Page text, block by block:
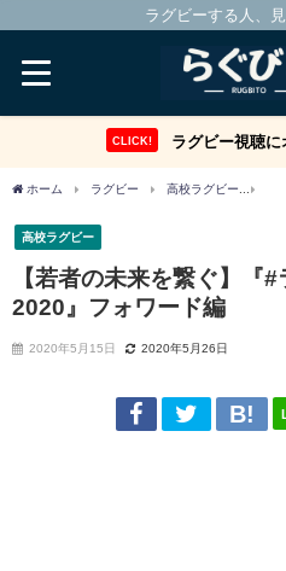
ラグビーする人、
CLICK! ラグビー視聴
ホーム ラグビー 高校ラグビー
高校ラグビー
【若者の未来を繋ぐ】『
2020』フォワード編
2020年5月15日 2020年5月26日